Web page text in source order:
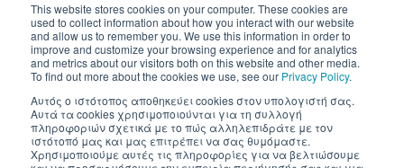
This website stores cookies on your computer. These cookies are
used to collect information about how you interact with our website
and allow us to remember you. We use this information in order to
improve and customize your browsing experience and for analytics
and metrics about our visitors both on this website and other media.
To find out more about the cookies we use, see our Privacy Policy.
Αυτός ο ιστότοπος αποθηκεύει cookies στον υπολογιστή σας.
Αυτά τα cookies χρησιμοποιούνται για τη συλλογή
πληροφοριών σχετικά με το πώς αλληλεπιδράτε με τον
ιστότοπό μας και μας επιτρέπει να σας θυμόμαστε.
Χρησιμοποιούμε αυτές τις πληροφορίες για να βελτιώσουμε
Inventics A.E. | All rights reserved